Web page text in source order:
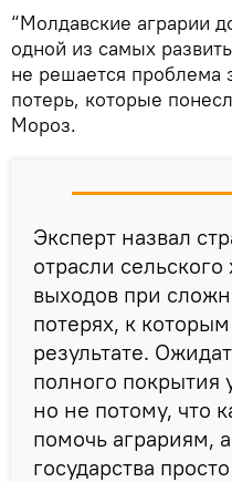
“Молдавские аграрии
одной из самых
не решается проблема
потерь, которые
Мороз.
Эксперт назвал
отрасли
выходов при
потерях, к
результате.
полного покрытия
но не потому, что
помочь аграриям,
государства